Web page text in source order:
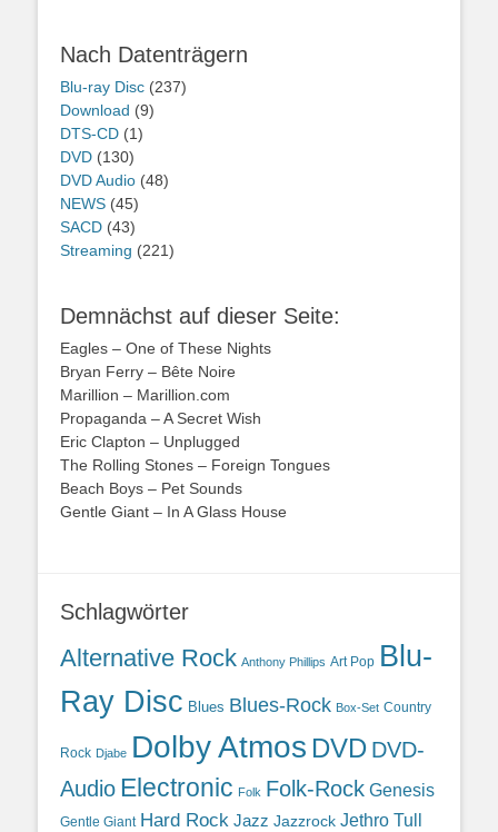
Nach Datenträgern
Blu-ray Disc (237)
Download (9)
DTS-CD (1)
DVD (130)
DVD Audio (48)
NEWS (45)
SACD (43)
Streaming (221)
Demnächst auf dieser Seite:
Eagles – One of These Nights
Bryan Ferry – Bête Noire
Marillion – Marillion.com
Propaganda – A Secret Wish
Eric Clapton – Unplugged
The Rolling Stones – Foreign Tongues
Beach Boys – Pet Sounds
Gentle Giant – In A Glass House
Schlagwörter
Alternative Rock Anthony Phillips Art Pop Blu-
Ray Disc Blues Blues-Rock Box-Set Country
Rock Djabe Dolby Atmos DVD DVD-
Audio Electronic Folk Folk-Rock Genesis
Gentle Giant Hard Rock Jazz Jazzrock Jethro Tull